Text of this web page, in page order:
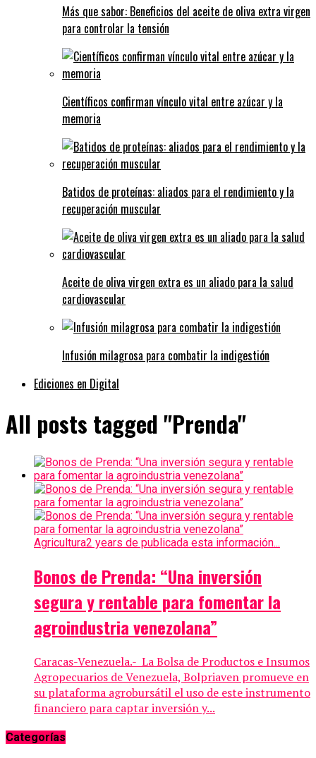
Más que sabor: Beneficios del aceite de oliva extra virgen
para controlar la tensión
Científicos confirman vínculo vital entre azúcar y la
memoria
Batidos de proteínas: aliados para el rendimiento y la
recuperación muscular
Aceite de oliva virgen extra es un aliado para la salud
cardiovascular
Infusión milagrosa para combatir la indigestión
Ediciones en Digital
All posts tagged "Prenda"
Agricultura2 years de publicada esta información...
Bonos de Prenda: “Una inversión
segura y rentable para fomentar la
agroindustria venezolana”
Caracas-Venezuela.- La Bolsa de Productos e Insumos
Agropecuarios de Venezuela, Bolpriaven promueve en
su plataforma agrobursátil el uso de este instrumento
financiero para captar inversión y...
Categorías